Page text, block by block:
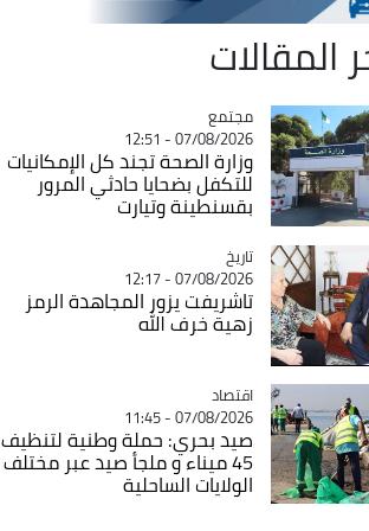
المقالات
Catégorie
مجتمع
07/08/2026 - 12:51
وزارة الصحة تجند كل الإمكانيات
للتكفل بضحايا حادثي المرور
بقسنطينة وتيارت
Catégorie
تاريخ
07/08/2026 - 12:17
تاشريفت يزور المجاهدة الرمز
زهية خرف الله
Catégorie
اقتصاد
07/08/2026 - 11:45
صيد بحري: حملة وطنية لتنظيف
45 ميناء و ملجأ صيد عبر مختلف
الولايات الساحلية